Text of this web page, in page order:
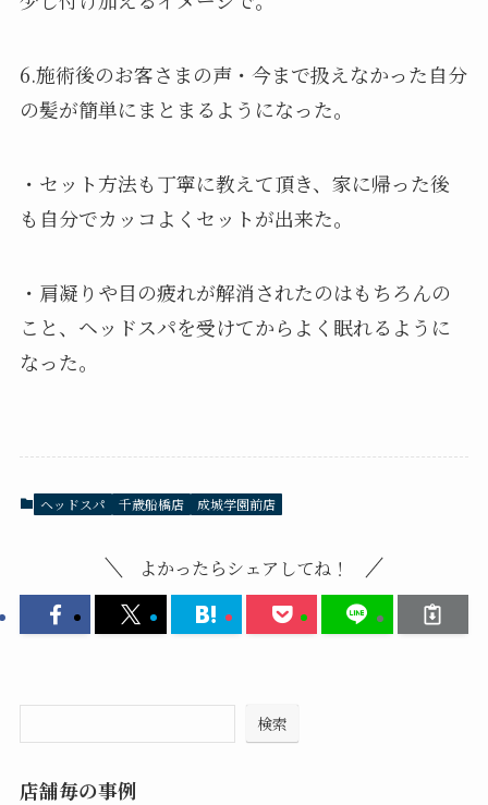
6.施術後のお客さまの声・今まで扱えなかった自分
の髪が簡単にまとまるようになった。
・セット方法も丁寧に教えて頂き、家に帰った後
も自分でカッコよくセットが出来た。
・肩凝りや目の疲れが解消されたのはもちろんの
こと、ヘッドスパを受けてからよく眠れるように
なった。
ヘッドスパ 千歳船橋店 成城学園前店
よかったらシェアしてね！
検索
店舗毎の事例